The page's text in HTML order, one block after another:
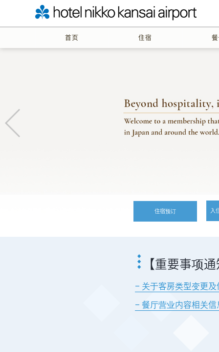
首页 住宿
住宿预订 入
【重要事项
– 关于客房类型变更
– 餐厅营业内容相关